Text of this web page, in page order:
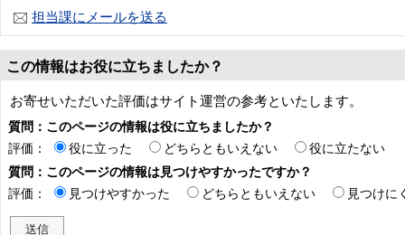
担当課にメールを送る
この情報はお役に立ちましたか？
お寄せいただいた評価はサイト運営の参考といたします。
質問：このページの情報は役に立ちましたか？
評価：
役に立った どちらともいえない
役に立たない
質問：このページの情報は見つけやすかったですか？
評価：
見つけやすかった どちらともいえない 見つけに